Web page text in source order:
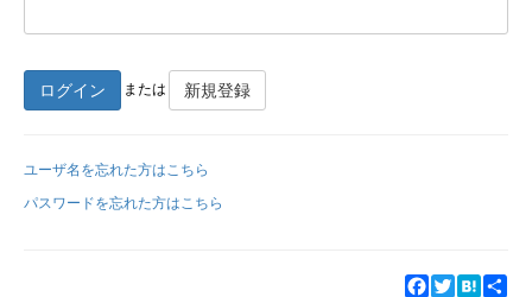
新規登録
ログイン または 新規登録
ユーザ名を忘れた方はこちら
パスワードを忘れた方はこちら
Facebook
TwitterHatena